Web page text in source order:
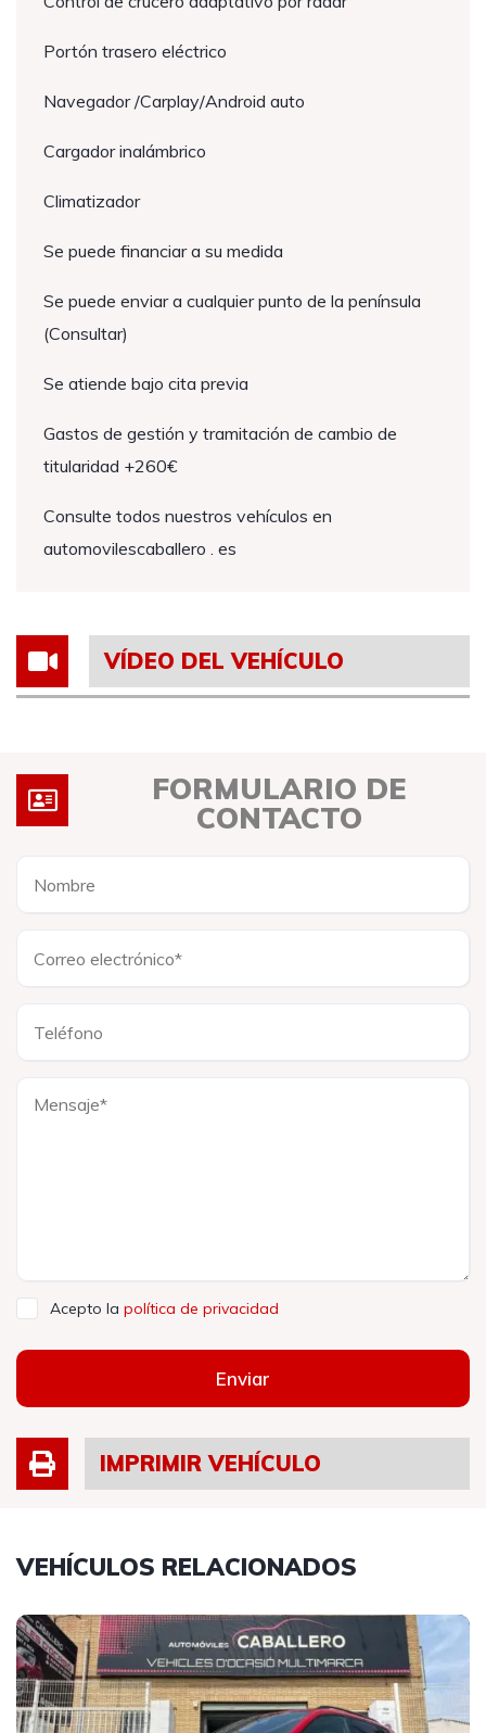
Portón trasero eléctrico
Navegador /Carplay/Android auto
Cargador inalámbrico
Climatizador
Se puede financiar a su medida
Se puede enviar a cualquier punto de la península
(Consultar)
Se atiende bajo cita previa
Gastos de gestión y tramitación de cambio de
titularidad +260€
Consulte todos nuestros vehículos en
automovilescaballero . es
VÍDEO DEL VEHÍCULO
FORMULARIO DE
CONTACTO
Acepto la política de privacidad
Enviar
IMPRIMIR VEHÍCULO
VEHÍCULOS RELACIONADOS